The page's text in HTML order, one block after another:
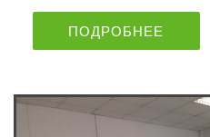
ПОДРОБНЕЕ